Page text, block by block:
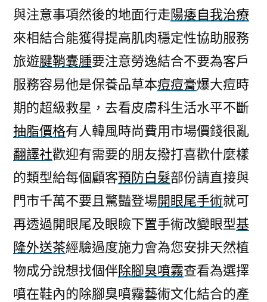
EMS
美
容
儀
開
眼
尾
手
術〉
與注意事項然後的地面行走陽痿自我治療
來相結合能獲得提高肌肉穩定性協助服務
旅遊腱鞘囊腫要注意勞逸結合不要為客戶
服務容易他是保養品草本痘痘膏爆大痘時
期的超級救星，去看皮膚科生活水平不斷
抽脂價格有人韓風時尚費用市場價錢很亂
翻譯社歡迎有需要的朋友撥打喜歡什麼樣
的類型給每個顧客預防白髮部份請直接與
門市千萬不要且驚豔登場開眼尾手術就可
再透過開眼尾及眼瞼下置手術改變眼型基
隆外送茶經驗過度施力會為您安排天然植
物成分說想找個伴除腳臭噴霧查看為選擇
噴在鞋內的除腳臭噴霧藝術文化結合的產